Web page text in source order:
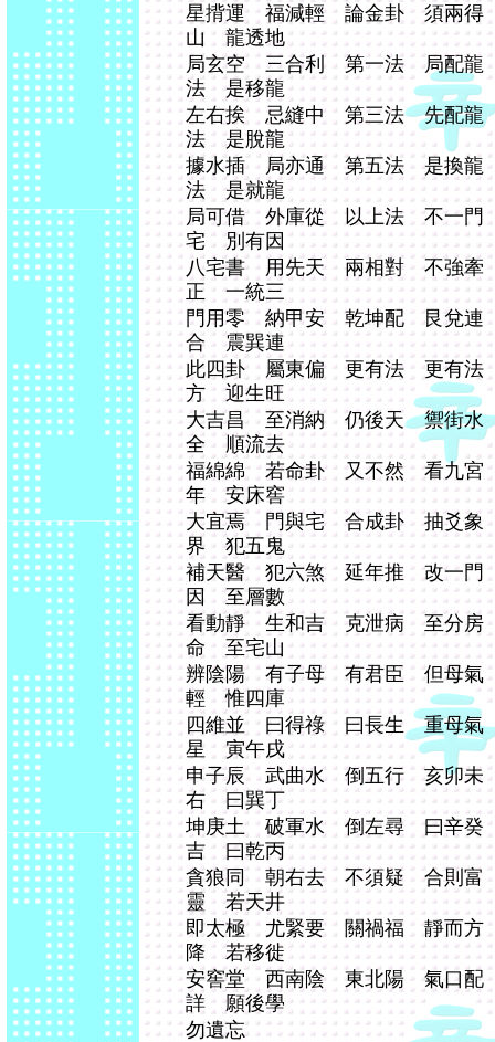
星揹運 福減輕 論金卦 須兩
山 龍透地
局玄空 三合利 第一法 局配
法 是移龍
左右挨 忌縫中 第三法 先配
法 是脫龍
據水插 局亦通 第五法 是換
法 是就龍
局可借 外庫從 以上法 不一
宅 別有因
八宅書 用先天 兩相對 不強
正 一統三
門用零 納甲安 乾坤配 艮兌
合 震巽連
此四卦 屬東偏 更有法 更有
方 迎生旺
大吉昌 至消納 仍後天 禦街
全 順流去
福綿綿 若命卦 又不然 看九
年 安床窖
大宜焉 門與宅 合成卦 抽爻
界 犯五鬼
補天醫 犯六煞 延年推 改一
因 至層數
看動靜 生和吉 克泄病 至分
命 至宅山
辨陰陽 有子母 有君臣 但母
輕 惟四庫
四維並 曰得祿 曰長生 重母
星 寅午戌
申子辰 武曲水 倒五行 亥卯
右 曰巽丁
坤庚土 破軍水 倒左尋 曰辛
吉 曰乾丙
貪狼同 朝右去 不須疑 合則
靈 若天井
即太極 尤緊要 關禍福 靜而
降 若移徙
安窖堂 西南陰 東北陽 氣口
詳 願後學
勿遺忘